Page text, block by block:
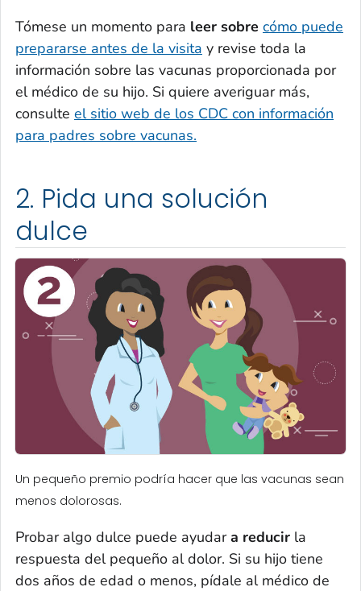
Tómese un momento para leer sobre cómo puede
prepararse antes de la visita y revise toda la
información sobre las vacunas proporcionada por
el médico de su hijo. Si quiere averiguar más,
consulte el sitio web de los CDC con información
para padres sobre vacunas.
2. Pida una solución
dulce
Un pequeño premio podría hacer que las vacunas sean
menos dolorosas.
Probar algo dulce puede ayudara reducir la
respuesta del pequeño al dolor. Si su hijo tiene
dos años de edad o menos, pídale al médico de